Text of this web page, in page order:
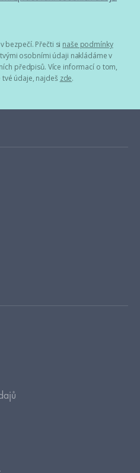
bezpečí. Přečti si naše podmínky
tvými osobními údaji nakládáme v
předpisů. Více informací o tom,
údaje, najdeš zde.